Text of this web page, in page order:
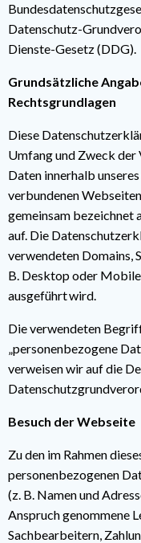
Datenschutz-
Dienste-Gesetz (DDG).
Grundsätzliche
Rechtsgrundlagen
Diese
Umfang und Zweck
Daten innerhalb
verbundenen
gemeinsam bezeichnet
auf. Die
verwendeten Domains,
B. Desktop oder
ausgeführt wird.
Die verwendeten
„personenbezogene
verweisen wir auf die
Besuch der Webseite
Zu den im Rahmen
personenbezogenen
(z. B. Namen und
Anspruch genommene
Sachbearbeitern,